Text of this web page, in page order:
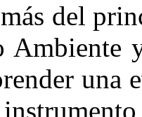
del
Ambiente
una